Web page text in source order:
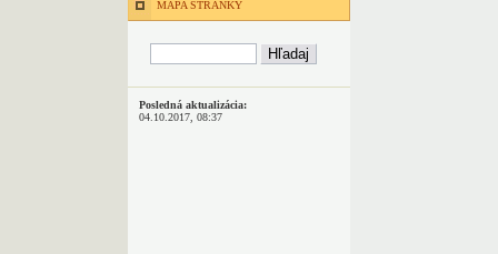
MAPA STRÁNKY
Posledná aktualizácia:
04.10.2017, 08:37